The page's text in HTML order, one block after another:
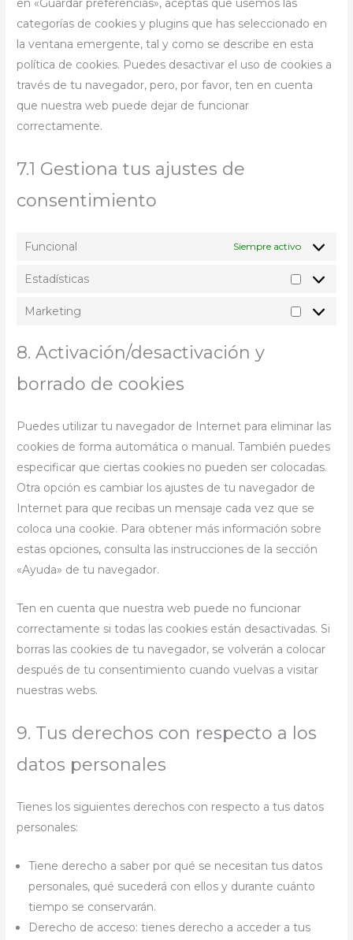
en «Guardar preferencias», aceptas que usemos las
categorías de cookies y plugins que has seleccionado en
la ventana emergente, tal y como se describe en esta
política de cookies. Puedes desactivar el uso de cookies a
través de tu navegador, pero, por favor, ten en cuenta
que nuestra web puede dejar de funcionar
correctamente.
7.1 Gestiona tus ajustes de
consentimiento
Funcional Siempre activo
Estadísticas
Marketing
8. Activación/desactivación y
borrado de cookies
Puedes utilizar tu navegador de Internet para eliminar las
cookies de forma automática o manual. También puedes
especificar que ciertas cookies no pueden ser colocadas.
Otra opción es cambiar los ajustes de tu navegador de
Internet para que recibas un mensaje cada vez que se
coloca una cookie. Para obtener más información sobre
estas opciones, consulta las instrucciones de la sección
«Ayuda» de tu navegador.
Ten en cuenta que nuestra web puede no funcionar
correctamente si todas las cookies están desactivadas. Si
borras las cookies de tu navegador, se volverán a colocar
después de tu consentimiento cuando vuelvas a visitar
nuestras webs.
9. Tus derechos con respecto a los
datos personales
Tienes los siguientes derechos con respecto a tus datos
personales:
Tiene derecho a saber por qué se necesitan tus datos
personales, qué sucederá con ellos y durante cuánto
tiempo se conservarán.
Derecho de acceso: tienes derecho a acceder a tus